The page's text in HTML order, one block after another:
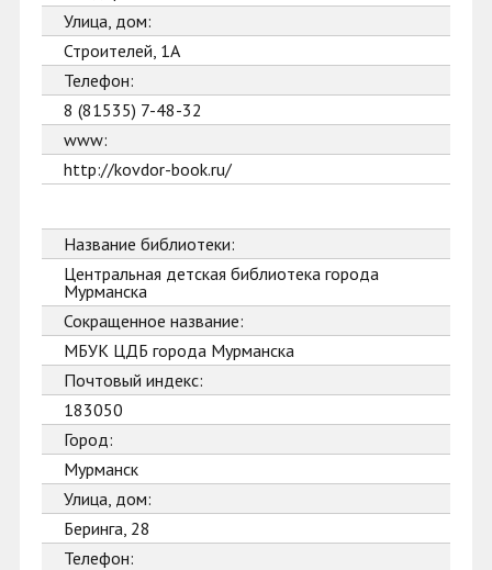
Улица, дом:
Строителей, 1А
Телефон:
8 (81535) 7-48-32
www:
http://kovdor-book.ru/
Название библиотеки:
Центральная детская библиотека города
Мурманска
Сокращенное название:
МБУК ЦДБ города Мурманска
Почтовый индекс:
183050
Город:
Мурманск
Улица, дом:
Беринга, 28
Телефон: